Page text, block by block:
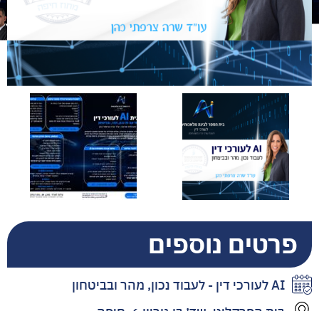
פרטים נוספים
AI לעורכי דין - לעבוד נכון, מהר ובביטחון